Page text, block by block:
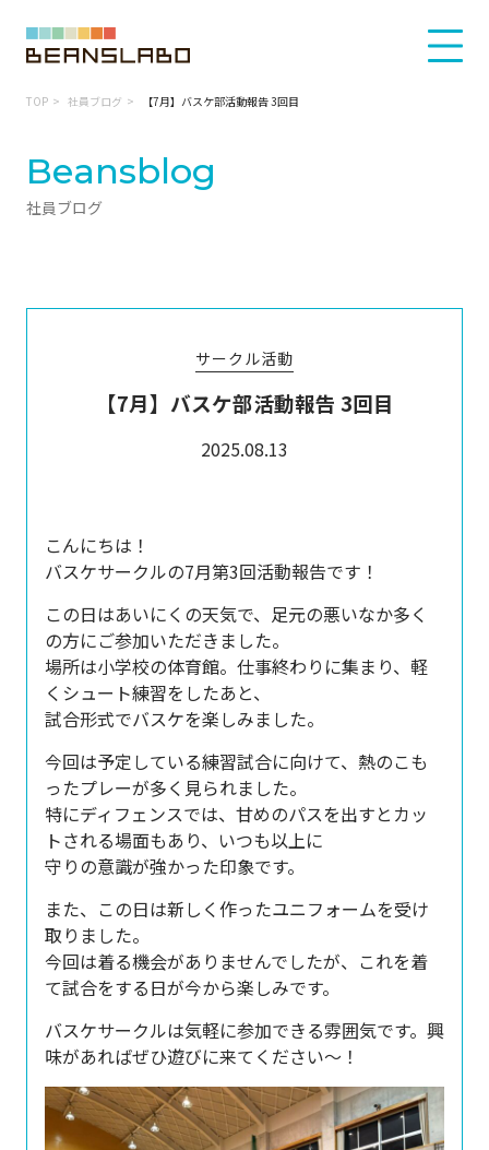
TOP 社員ブログ 【7月】バスケ部活動報告 3回目
Beansblog
社員ブログ
サークル活動
【7月】バスケ部活動報告 3回目
2025.08.13
こんにちは！
バスケサークルの7月第3回活動報告です！
この日はあいにくの天気で、足元の悪いなか多く
の方にご参加いただきました。
場所は小学校の体育館。仕事終わりに集まり、軽
くシュート練習をしたあと、
試合形式でバスケを楽しみました。
今回は予定している練習試合に向けて、熱のこも
ったプレーが多く見られました。
特にディフェンスでは、甘めのパスを出すとカッ
トされる場面もあり、いつも以上に
守りの意識が強かった印象です。
また、この日は新しく作ったユニフォームを受け
取りました。
今回は着る機会がありませんでしたが、これを着
て試合をする日が今から楽しみです。
バスケサークルは気軽に参加できる雰囲気です。興
味があればぜひ遊びに来てください〜！